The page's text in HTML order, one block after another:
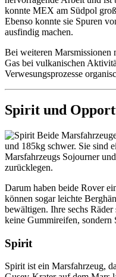
konnte MEX am Südpol
Ebenso konnte sie Spuren
ausfindig machen.
Bei weiteren Marsmissionen
Gas bei vulkanischen
Verwesungsprozesse
Spirit und
Beide
und 185kg schwer. Sie sind
Marsfahrzeugs Sojourner
zurücklegen.
Darum haben beide Rover
können sogar leichte
bewältigen. Ihre sechs
keine Gummireifen, sondern
Spirit
Spirit ist ein Marsfahrzeug,